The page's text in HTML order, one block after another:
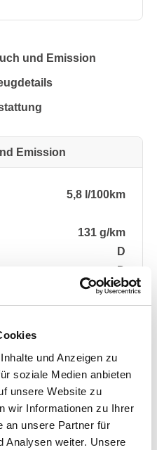
und Anzeigen zu
soziale Medien anbieten
unsere Website zu
wir Informationen zu Ihrer
an unsere Partner für
Analysen weiter. Unsere
und Emission
Emission
5,8 l/100km
131 g/km
D
D
ABO74.327
ST Line